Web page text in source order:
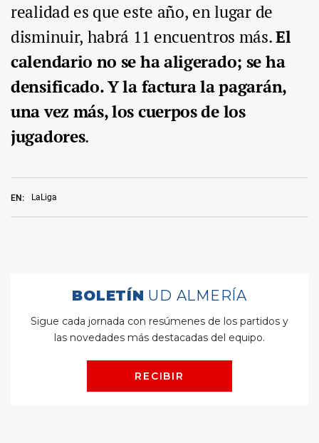
EN: LaLiga
realidad es que este año, en lugar de
disminuir, habrá 11 encuentros más.El
calendario no se ha aligerado; se ha
densificado. Y la factura la pagarán,
una vez más, los cuerpos de los
jugadores.